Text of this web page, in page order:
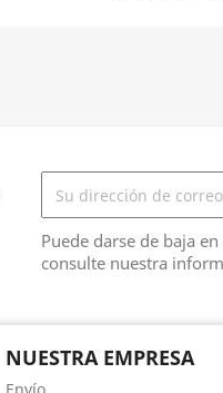
Puede darse de baja
consulte nuestra
NUESTRA EMPRESA